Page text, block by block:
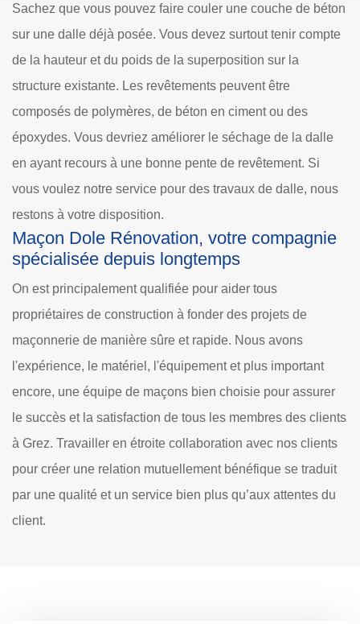
Sachez que vous pouvez faire couler une couche de béton
sur une dalle déjà posée. Vous devez surtout tenir compte
de la hauteur et du poids de la superposition sur la
structure existante. Les revêtements peuvent être
composés de polymères, de béton en ciment ou des
époxydes. Vous devriez améliorer le séchage de la dalle
en ayant recours à une bonne pente de revêtement. Si
vous voulez notre service pour des travaux de dalle, nous
restons à votre disposition.
Maçon Dole Rénovation, votre compagnie
spécialisée depuis longtemps
On est principalement qualifiée pour aider tous
propriétaires de construction à fonder des projets de
maçonnerie de manière sûre et rapide. Nous avons
l'expérience, le matériel, l'équipement et plus important
encore, une équipe de maçons bien choisie pour assurer
le succès et la satisfaction de tous les membres des clients
à Grez. Travailler en étroite collaboration avec nos clients
pour créer une relation mutuellement bénéfique se traduit
par une qualité et un service bien plus qu’aux attentes du
client.